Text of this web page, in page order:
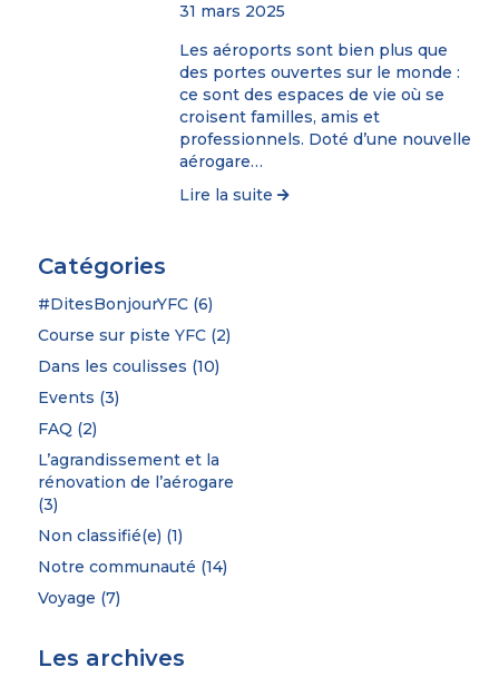
31 mars 2025
Les aéroports sont bien plus que
des portes ouvertes sur le monde :
ce sont des espaces de vie où se
croisent familles, amis et
professionnels. Doté d’une nouvelle
aérogare…
Lire la suite
Catégories
#DitesBonjourYFC(6)
Course sur piste YFC(2)
Dans les coulisses (10)
Events (3)
FAQ (2)
L’agrandissement et la
rénovation de l’aérogare
(3)
Non classifié(e) (1)
Notre communauté (14)
Voyage (7)
Les archives